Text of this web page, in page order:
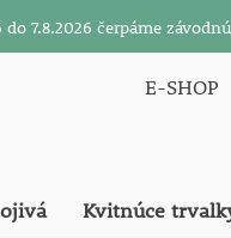
do 7.8.2026 čerpáme
E-SHOP
Kvitnúce